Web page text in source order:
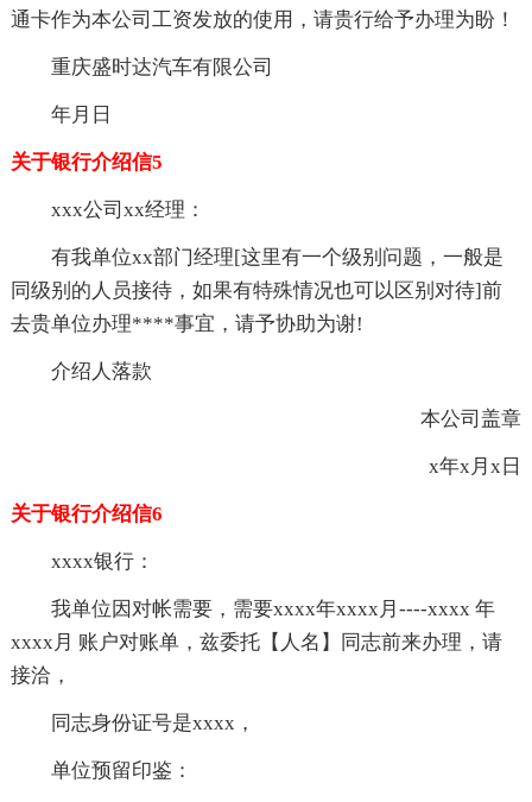
通卡作为本公司工资发放的使用，请贵行给予办理为盼！
重庆盛时达汽车有限公司
年月日
关于银行介绍信5
xxx公司xx经理：
有我单位xx部门经理[这里有一个级别问题，一般是
同级别的人员接待，如果有特殊情况也可以区别对待]前
去贵单位办理****事宜，请予协助为谢!
介绍人落款
本公司盖章
x年x月x日
关于银行介绍信6
xxxx银行：
我单位因对帐需要，需要xxxx年xxxx月----xxxx 年
xxxx月 账户对账单，兹委托【人名】同志前来办理，请
接洽，
同志身份证号是xxxx，
单位预留印鉴：